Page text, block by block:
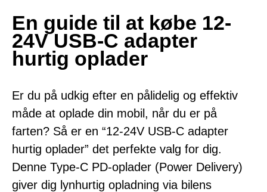
En guide til at købe 12-
24V USB-C adapter
hurtig oplader
Er du på udkig efter en pålidelig og effektiv
måde at oplade din mobil, når du er på
farten? Så er en “12-24V USB-C adapter
hurtig oplader” det perfekte valg for dig.
Denne Type-C PD-oplader (Power Delivery)
giver dig lynhurtig opladning via bilens